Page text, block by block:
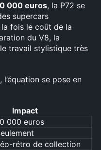
000 euros, la P72 se
supercars
fois le coût de la
du V8, la
travail stylistique très
se pose en
Impact
000 euros
rétro de collection